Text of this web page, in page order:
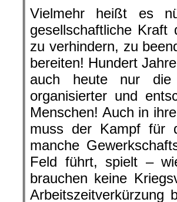
Vielmehr heißt es
gesellschaftliche
zu verhindern, zu
bereiten! Hundert
auch heute nur die
organisierter und
Menschen! Auch in
muss der Kampf für
manche
Feld führt, spielt –
brauchen keine
Arbeitszeitverkürzung